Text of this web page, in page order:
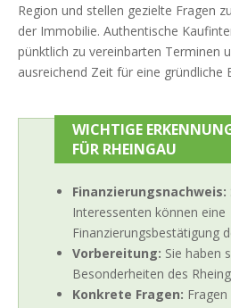
Region und stellen gezielte Fragen
der Immobilie. Authentische
pünktlich zu vereinbarten Terminen
ausreichend Zeit für eine gründliche
WICHTIGE
FÜR RHEINGAU
Finanzierungsnachweis:
Interessenten können eine
Finanzierungsbestätigung
Vorbereitung: Sie haben
Besonderheiten des
Konkrete Fragen: